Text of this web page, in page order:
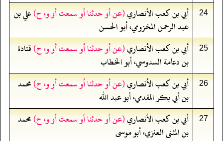
24 أبي بن كعب الأنصاري(عن أو حدثنا أو سمعت أو و، ح)علي بن
عبد الرحمن المخزومي، أبو الحسن
25 أبي بن كعب الأنصاري(عن أو حدثنا أو سمعت أو و، ح)قتادة
بن دعامة السدوسي، أبو الخطاب
26 أبي بن كعب الأنصاري(عن أو حدثنا أو سمعت أو و، ح)محمد
بن أبي بكر المقدمي، أبو عبد الله
27 أبي بن كعب الأنصاري(عن أو حدثنا أو سمعت أو و، ح)محمد
بن المثنى العنزي، أبو موسى